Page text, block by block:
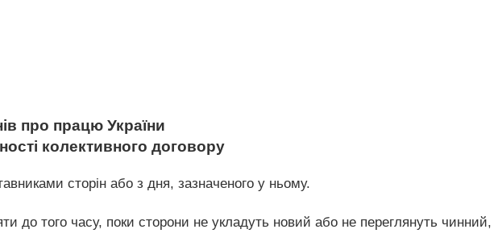
про працю України
колективного договору
сторін або з дня, зазначеного у ньому.
до того часу, поки сторони не укладуть новий або не переглянуть чинний,